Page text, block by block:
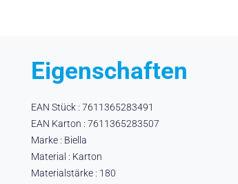
Eigenschaften
EAN Stück : 7611365283491
EAN Karton : 7611365283507
Marke : Biella
Material : Karton
Materialstärke : 180